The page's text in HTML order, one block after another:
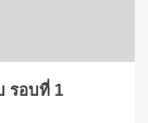
รอบที่ 1